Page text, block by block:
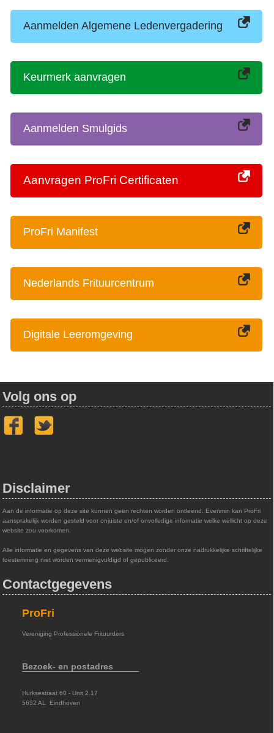
Aanmelden Algemene Ledenvergadering
Keurmerk aanvragen
Aanmelden Smulgids
Aanvragen ProFri Certificaten
ProFri Manifest
Nederlands Frituurcentrum
Digitale Leeromgeving
Volg ons op
Disclaimer
Aan de informatie op deze site kunnen geen rechten worden ontleend. Evenmin kan ProFri
aansprakelijk worden gesteld voor onjuiste en/of onvolledige informatie welke wellicht op deze
website zou voorkomen.
Alle informatie en gegevens van deze website mogen zonder onze nadrukkelijke schriftelijke
toestemming niet worden vermenigvuldigd of gepubliceerd.
Contactgegevens
ProFri
Vereniging Professionele Frituurders
Bezoek- en postadres
Hurksestraat 60 - Unit 2.17
5652 AL Eindhoven